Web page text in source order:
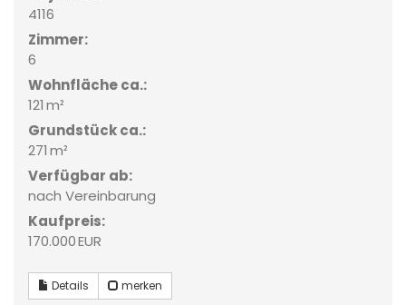
4116
Zimmer:
6
Wohnfläche ca.:
121 m²
Grund­stück ca.:
271 m²
Verfügbar ab:
nach Vereinbarung
Kaufpreis:
170.000 EUR
Details merken